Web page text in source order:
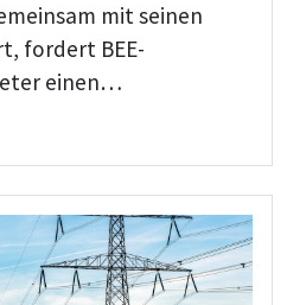
mit seinen
fordert BEE-
einen…